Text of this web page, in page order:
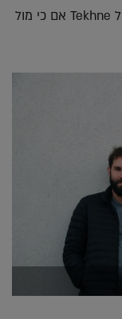
הפתרונות הנכונים. זה נכון כמובן לעבודה מול Tekhne אם כי מול